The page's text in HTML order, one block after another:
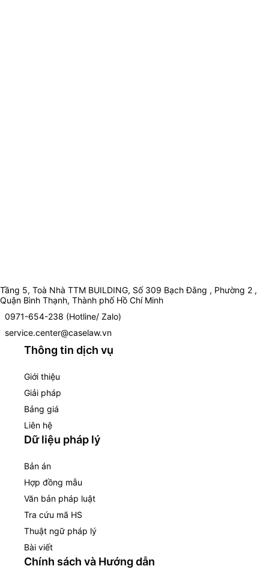
Tầng 5, Toà Nhà TTM BUILDING, Số 309 Bạch Đằng , Phường 2 ,
Quận Bình Thạnh, Thành phố Hồ Chí Minh
0971-654-238 (Hotline/ Zalo)
service.center@caselaw.vn
Thông tin dịch vụ
Giới thiệu
Giải pháp
Bảng giá
Liên hệ
Dữ liệu pháp lý
Bản án
Hợp đồng mẫu
Văn bản pháp luật
Tra cứu mã HS
Thuật ngữ pháp lý
Bài viết
Chính sách và Hướng dẫn